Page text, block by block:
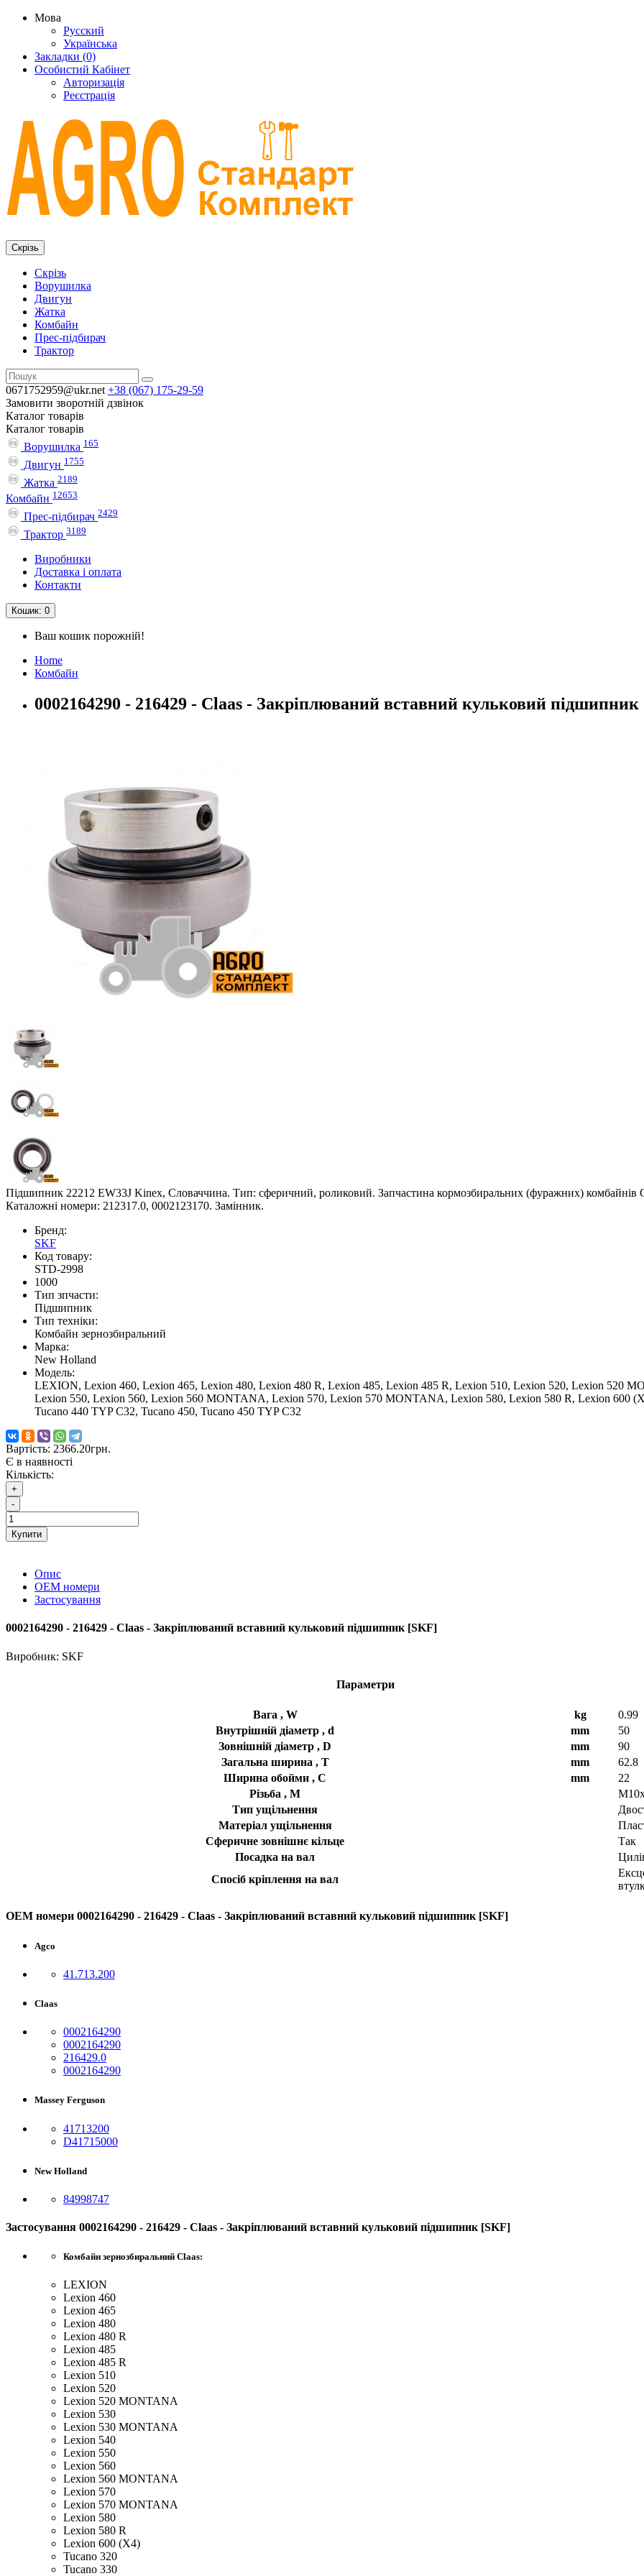
Мова
Русский
Українська
Закладки (0)
Особистий Кабінет
Авторизація
Реєстрація
Скрізь
Скрізь
Ворушилка
Двигун
Жатка
Комбайн
Прес-підбирач
Трактор
0671752959@ukr.net +38 (067) 175-29-59
Замовити зворотній дзвінок
Каталог товарів
Каталог товарів
Ворушилка 165
Двигун 1755
Жатка 2189
Комбайн 12653
Прес-підбирач 2429
Трактор 3189
Виробники
Доставка і оплата
Контакти
Кошик: 0
Ваш кошик порожній!
Home
Комбайн
0002164290 - 216429 - Claas - Закріплюваний вставний кульковий підшипник
Підшипник 22212 EW33J Kinex, Словаччина. Тип: сферичний, роликовий. Запчастина кормозбиральних (фуражних) комбайнів
Каталожні номери: 212317.0, 0002123170. Замінник.
Бренд:
SKF
Код товару:
STD-2998
1000
Тип зпчасти:
Підшипник
Тип техніки:
Комбайн зернозбиральний
Марка:
New Holland
Модель:
LEXION, Lexion 460, Lexion 465, Lexion 480, Lexion 480 R, Lexion 485, Lexion 485 R, Lexion 510, Lexion 520, Lexion 520
Lexion 550, Lexion 560, Lexion 560 MONTANA, Lexion 570, Lexion 570 MONTANA, Lexion 580, Lexion 580 R, Lexion 600
Tucano 440 TYP C32, Tucano 450, Tucano 450 TYP C32
Вартість: 2366.20грн.
Є в наявності
Кількість:
+
-
Купити
Опис
ОЕМ номери
Застосування
0002164290 - 216429 - Claas - Закріплюваний вставний кульковий підшипник [SKF]
Виробник: SKF
Параметри
Вага , W kg
0.99
Внутрішній діаметр , d
mm
50
Зовнішній діаметр , D
mm
90
Загальна ширина , T
mm
62.8
Ширина обойми , C
mm
22
Різьба , M
Тип ущільнення
Матеріал ущільнення
Сферичне зовнішнє кільце
Так
Посадка на вал
Спосіб кріплення на вал
OEM номери 0002164290 - 216429 - Claas - Закріплюваний вставний кульковий підшипник [SKF]
Agco
41.713.200
Claas
0002164290
0002164290
216429.0
0002164290
Massey Ferguson
41713200
D41715000
New Holland
84998747
Застосування 0002164290 - 216429 - Claas - Закріплюваний вставний кульковий підшипник [SKF]
Комбайн зернозбиральний Claas:
LEXION
Lexion 460
Lexion 465
Lexion 480
Lexion 480 R
Lexion 485
Lexion 485 R
Lexion 510
Lexion 520
Lexion 520 MONTANA
Lexion 530
Lexion 530 MONTANA
Lexion 540
Lexion 550
Lexion 560
Lexion 560 MONTANA
Lexion 570
Lexion 570 MONTANA
Lexion 580
Lexion 580 R
Lexion 600 (X4)
Tucano 320
Tucano 330